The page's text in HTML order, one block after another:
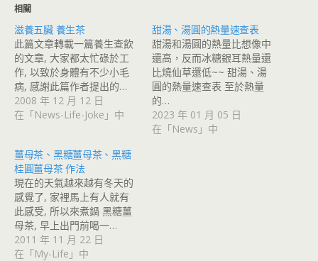
相關
滋養五臟 養生茶
此篇文章轉載一篇養生查飲
的文章, 大家都太忙碌於工
作, 以致於身體有不少小毛
病, 感謝此篇作者提出的…
2008 年 12 月 12 日
在「News-Life-Joke」中
甜湯、湯圓的熱量速查表
甜湯和湯圓的熱量比想像中
還高，反而冰糖銀耳熱量還
比燒仙草還低~~ 甜湯、湯
圓的熱量速查表 至於熱量
的…
2023 年 01 月 05 日
在「News」中
薑母茶、黑糖薑母茶、黑糖
桂圓薑母茶 作法
現在的天氣越來越有冬天的
感覺了, 家裡馬上有人就有
此感受, 所以來煮鍋 黑糖薑
母茶, 早上出門前喝一…
2011 年 11 月 22 日
在「My-Life」中